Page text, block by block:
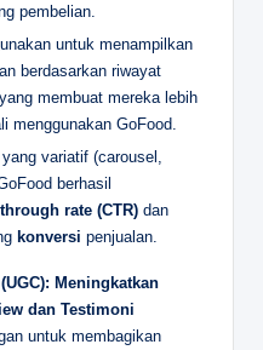
pembelian.
untuk menampilkan
berdasarkan riwayat
membuat mereka lebih
menggunakan GoFood.
variatif (carousel,
berhasil
rate (CTR) dan
konversi penjualan.
Meningkatkan
dan Testimoni
untuk membagikan